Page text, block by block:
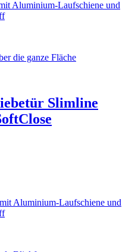
die ganze Fläche
Slimline